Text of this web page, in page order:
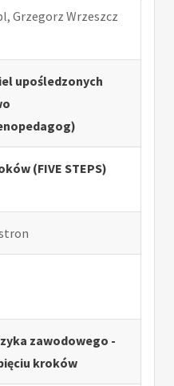
Grzegorz Wrzeszcz
upośledzonych
(FIVE STEPS)
zawodowego -
kroków